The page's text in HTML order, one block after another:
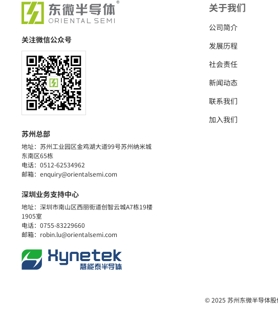
关注微信公众号
苏州总部
地址：苏州工业园区金鸡湖大道99号苏州纳米城
东南区65栋
电话：0512-62534962
邮箱：enquiry@orientalsemi.com
深圳业务支持中心
地址：深圳市南山区西丽街道创智云城A7栋19楼
1905室
电话：0755-83229660
邮箱：robin.lu@orientalsemi.com
关于我们
公司简介
发展历程
社会责任
新闻动态
联系我们
加入我们
© 2025 苏州东微半导体股